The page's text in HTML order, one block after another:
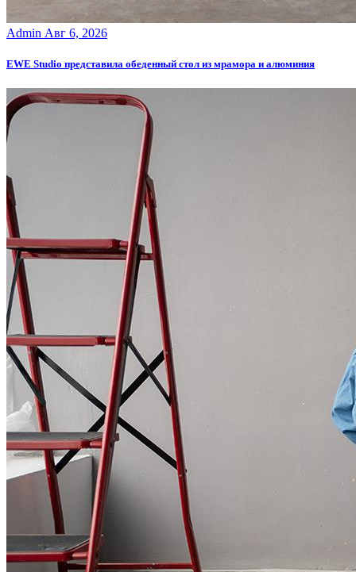
Admin Авг 6, 2026
EWE Studio представила обеденный стол из мрамора и алюминия